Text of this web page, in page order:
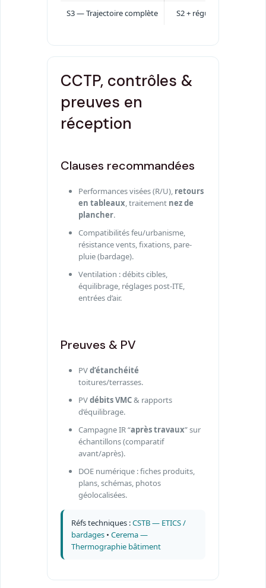
S3 — Trajectoire complète S2 + régulation/
CCTP, contrôles &
preuves en
réception
Clauses recommandées
Performances visées (R/U), retours
en tableaux, traitement nez de
plancher.
Compatibilités feu/urbanisme,
résistance vents, fixations, pare-
pluie (bardage).
Ventilation : débits cibles,
équilibrage, réglages post-ITE,
entrées d’air.
Preuves & PV
PVd’étanchéité
toitures/terrasses.
PVdébits VMC& rapports
d’équilibrage.
Campagne IR “après travaux” sur
échantillons (comparatif
avant/après).
DOE numérique : fiches produits,
plans, schémas, photos
géolocalisées.
Réfs techniques :CSTB — ETICS /
bardages •Cerema —
Thermographie bâtiment